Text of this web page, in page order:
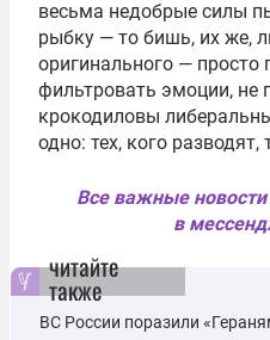
весьма недобрые силы
рыбку — то бишь, их же,
оригинального —
фильтровать эмоции, не
крокодиловы
одно: тех, кого разводят,
Все важные
в
читайте
также
ВС России поразили